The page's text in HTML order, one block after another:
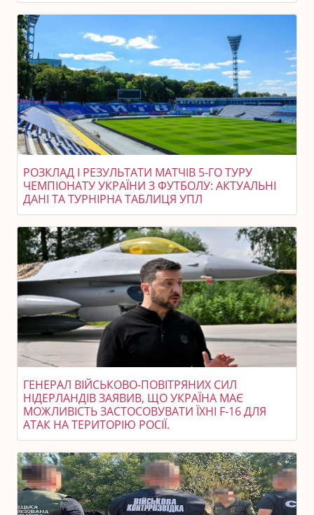
РОЗКЛАД І РЕЗУЛЬТАТИ МАТЧІВ 5-ГО ТУРУ
ЧЕМПІОНАТУ УКРАЇНИ З ФУТБОЛУ: АКТУАЛЬНІ
ДАНІ ТА ТУРНІРНА ТАБЛИЦЯ УПЛ
ГЕНЕРАЛ ВІЙСЬКОВО-ПОВІТРЯНИХ СИЛ
НІДЕРЛАНДІВ ЗАЯВИВ, ЩО УКРАЇНА МАЄ
МОЖЛИВІСТЬ ЗАСТОСОВУВАТИ ЇХНІ F-16 ДЛЯ
АТАК НА ТЕРИТОРІЮ РОСІЇ.